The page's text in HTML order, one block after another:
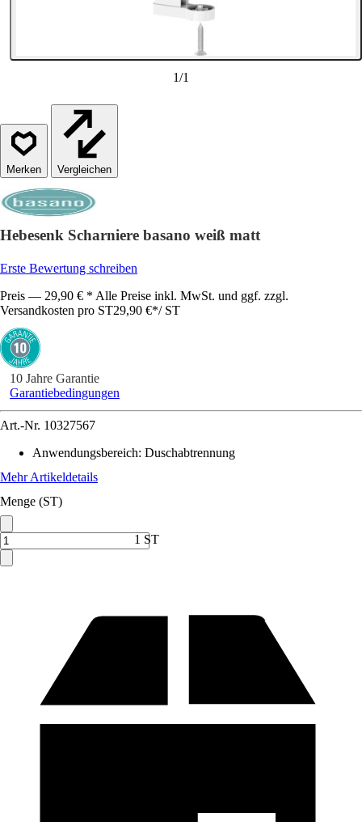
1/1
Vergleichen
Hebesenk Scharniere basano weiß matt
Erste Bewertung schreiben
Preis — 29,90 € * Alle Preise inkl. MwSt. und ggf. zzgl.
Versandkosten pro ST29,90 €*/ ST
10 Jahre Garantie
Garantiebedingungen
Art.-Nr. 10327567
Anwendungsbereich: Duschabtrennung
Mehr Artikeldetails
Menge (ST)
1 ST